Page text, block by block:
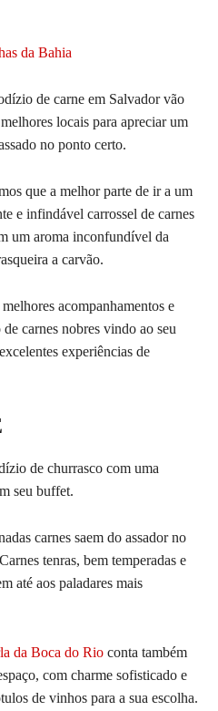
da Bahia
de carne em Salvador vão
locais para apreciar um
no ponto certo.
que a melhor parte de ir a um
e infindável carrossel de carnes
um aroma inconfundível da
a carvão.
acompanhamentos e
carnes nobres vindo ao seu
experiências de
de churrasco com uma
seu buffet.
carnes saem do assador no
tenras, bem temperadas e
até aos paladares mais
da Boca do Rio conta também
com charme sofisticado e
de vinhos para a sua escolha.